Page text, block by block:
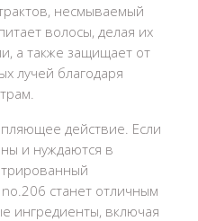
несмываемый
волосы, делая их
а также защищает от
лучей благодаря
действие. Если
и нуждаются в
станет отличным
ингредиенты, включая